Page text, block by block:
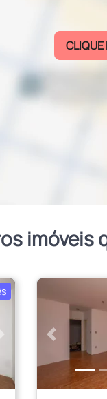
CLIQUE
imóveis
Anterior